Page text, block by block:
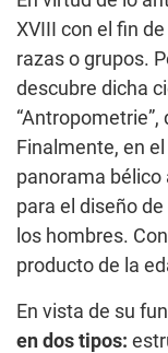
XVIII con el fin
razas o grupos.
descubre dicha
Finalmente, en
panorama bélico
para el diseño
los hombres.
producto de la
En vista de su
en dos tipos: